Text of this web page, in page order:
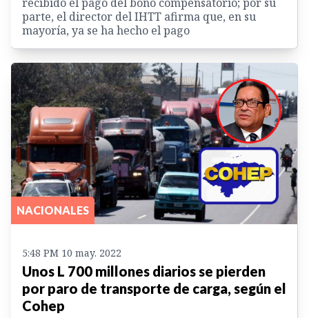
parte, el director del IHTT afirma que, en su
mayoría, ya se ha hecho el pago
NACIONALES
5:48 PM 10 may. 2022
Unos L 700 millones diarios se pierden
por paro de transporte de carga, según el
Cohep